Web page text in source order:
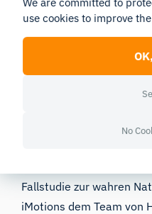
Fernerfassung von Daten
Umfragen vereint und
hat es Forschern
COVID-Beschränkungen
räumliche
Fallstudie zur wahren
iMotions dem Team von
use cookies to improve
No